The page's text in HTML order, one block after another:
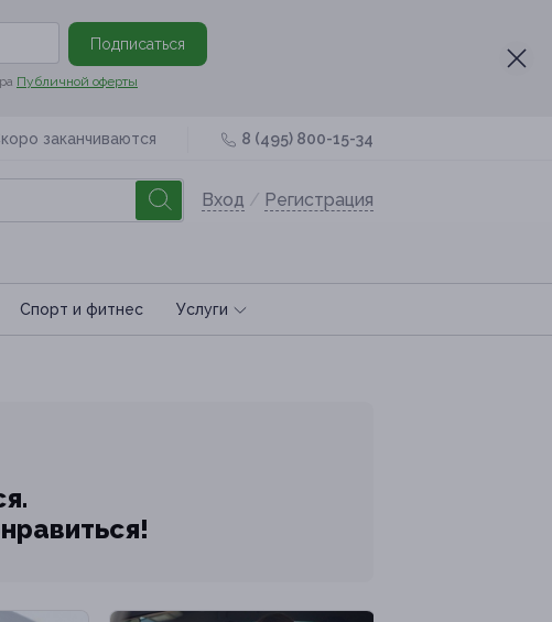
Подписаться
Публичной оферты
заканчиваются 8 (495) 800-15-34
Вход / Регистрация
Спoрт и фитнес Услуги